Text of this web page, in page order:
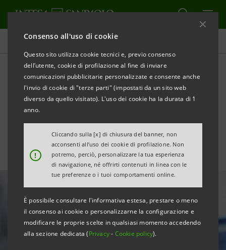
Consenso all'uso di cookie
Questo sito utilizza cookie tecnici e, previo consenso
dell’utente, cookie di profilazione al fine di inviare
comunicazioni pubblicitarie personalizzate e consente anche
l'invio di cookie di "terze parti" (impostati da un sito web
diverso da quello visitato). L'uso dei cookie ha la durata di 1
anno.
!
Cliccando sulla [x] di chiusura del banner, non
acconsenti all’uso dei cookie di profilazione. Non
potremo, perciò, personalizzare la tua esperienza
di navigazione, né offrirti contenuti in linea con le
tue preferenze o i tuoi comportamenti online.
È possibile consultare l'informativa estesa, prestare o meno
il consenso ai cookie o personalizzarne la configurazione e
modificare le proprie scelte in qualsiasi momento accedendo
alla sezione dedicata (Privacy- Cookie policy).
Tutte le news
Emergenza Coronavirus:
€50 miliardi per superare la
crisi e rilanciare il paese